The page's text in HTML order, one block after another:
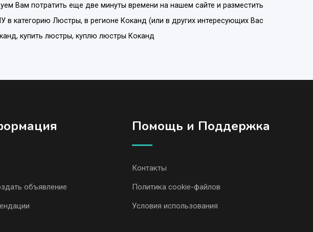
Вам потратить еще две минуты времени на нашем сайте и разместить
в категорию Люстры, в регионе Коканд (или в других интересующих Вас
купить люстры, куплю люстры Коканд
объявление
Помощь и Поддержка
Контакты
Политика cookie-файлов
Условия использования